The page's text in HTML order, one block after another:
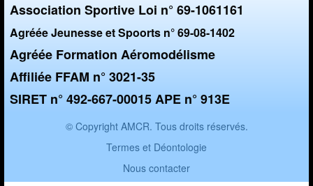
Association Sportive Loi n° 69-1061161
Agréée Jeunesse et Spoorts n° 69-08-1402
Agréée Formation Aéromodélisme
Affiliée FFAM n° 3021-35
SIRET n° 492-667-00015 APE n° 913E
© Copyright AMCR. Tous droits réservés.
Termes et Déontologie
Nous contacter